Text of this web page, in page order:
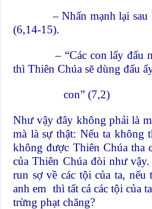
– Nhấn mạnh lại sau
(6,14-15).
– “Các con lấy đấu
thì Thiên Chúa sẽ dùng đấu
con” (7,2)
Như vậy đây không phải là
mà là sự thật: Nếu ta không
không được Thiên Chúa tha
của Thiên Chúa đòi như
run sợ về các tội của ta, nếu
anh em thì tất cả các tội của
trừng phạt chăng?